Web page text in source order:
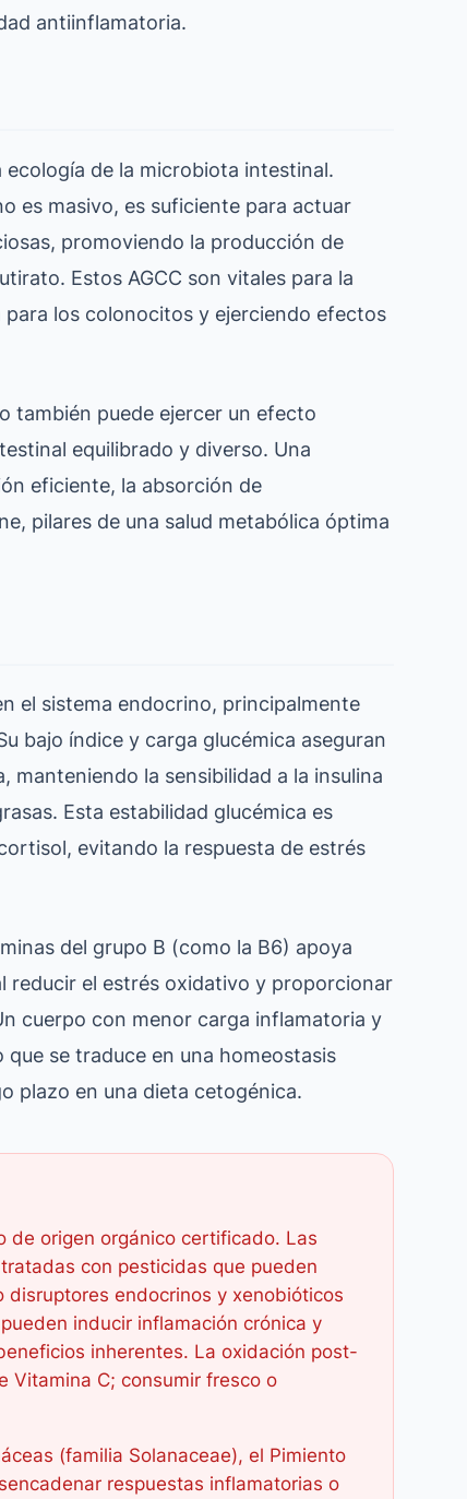
antiinflamatoria.
de la microbiota intestinal.
es masivo, es suficiente para actuar
promoviendo la producción de
Estos AGCC son vitales para la
los colonocitos y ejerciendo efectos
también puede ejercer un efecto
equilibrado y diverso. Una
eficiente, la absorción de
pilares de una salud metabólica óptima
el sistema endocrino, principalmente
bajo índice y carga glucémica aseguran
manteniendo la sensibilidad a la insulina
Esta estabilidad glucémica es
evitando la respuesta de estrés
del grupo B (como la B6) apoya
reducir el estrés oxidativo y proporcionar
cuerpo con menor carga inflamatoria y
se traduce en una homeostasis
plazo en una dieta cetogénica.
de origen orgánico certificado. Las
con pesticidas que pueden
endocrinos y xenobióticos
inducir inflamación crónica y
inherentes. La oxidación post-
Vitamina C; consumir fresco o
(familia Solanaceae), el Pimiento
respuestas inflamatorias o